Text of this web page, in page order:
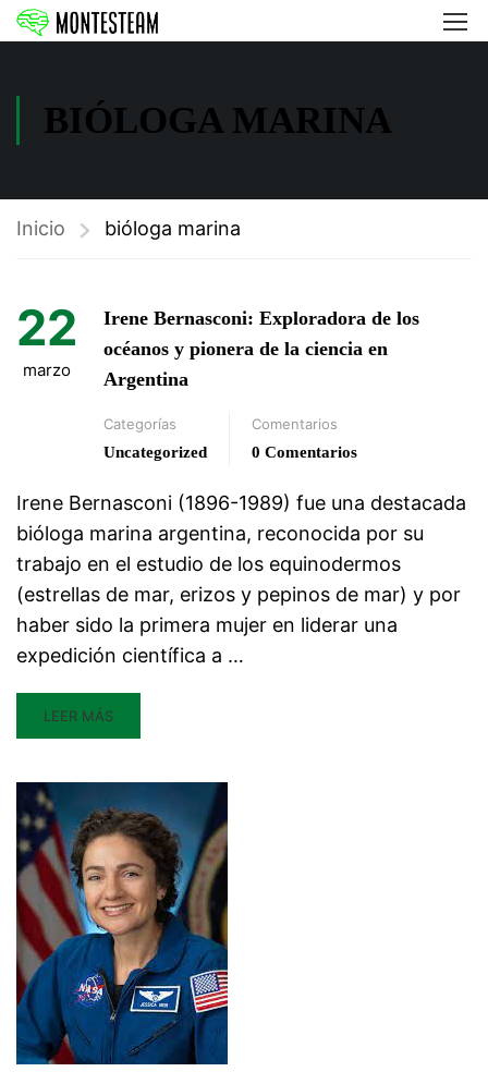
BIÓLOGA MARINA
Inicio bióloga marina
22
marzo
Irene Bernasconi: Exploradora de los
océanos y pionera de la ciencia en
Argentina
Categorías
Uncategorized
Comentarios
0 Comentarios
Irene Bernasconi (1896-1989) fue una destacada
bióloga marina argentina, reconocida por su
trabajo en el estudio de los equinodermos
(estrellas de mar, erizos y pepinos de mar) y por
haber sido la primera mujer en liderar una
expedición científica a …
LEER MÁS